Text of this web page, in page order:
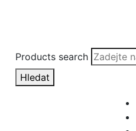
Products search
Hledat